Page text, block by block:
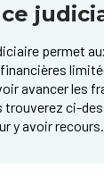
permet
avancer les
trouverez ci-
y avoir recours.